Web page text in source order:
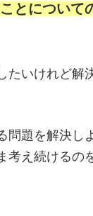
とについて
たいけれど解
題を解決し
え続けるの